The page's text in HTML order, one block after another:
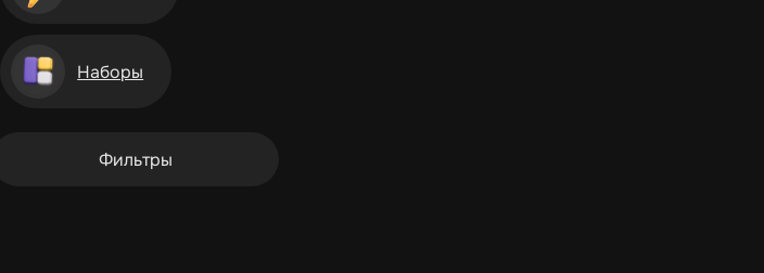
Наборы
Фильтры